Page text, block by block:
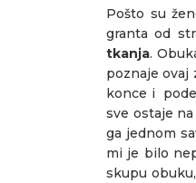
Pošto su
granta od
tkanja.
poznaje ovaj
konce i
sve ostaje
ga jednom
mi je bilo
skupu